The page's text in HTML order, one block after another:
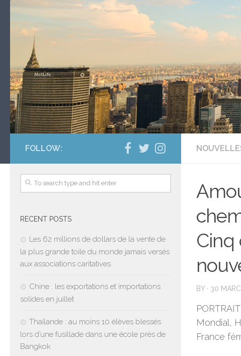
Cinq
BY · 30
Mondial,
France
FOLLOW:
RECENT POSTS
Les 62 millions de dollars de la vente de
la plus grande toile du monde jamais versés
aux associations caritatives
Chine : les exportations et importations
solides en juillet
Thaïlande : au moins 10 élèves blessés
lors d’une fusillade dans une école près de
Bangkok